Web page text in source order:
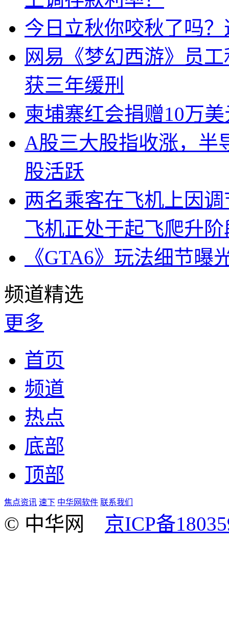
今日立秋你咬秋了吗
网易《梦幻西游》员
获三年缓刑
柬埔寨红会捐赠10万
A股三大股指收涨，半
股活跃
两名乘客在飞机上因
飞机正处于起飞爬升阶
《GTA6》玩法细节
频道精选
更多
首页
频道
热点
底部
顶部
焦点资讯 速下 中华网软件 联系我们
© 中华网 京ICP备